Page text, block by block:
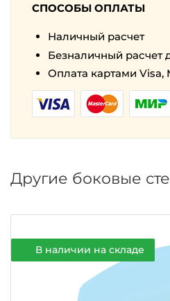
СПОСОБЫ ОПЛАТЫ
Наличный расчет
Безналичный расчет
Оплата картами
Другие боковые
В наличии на складе